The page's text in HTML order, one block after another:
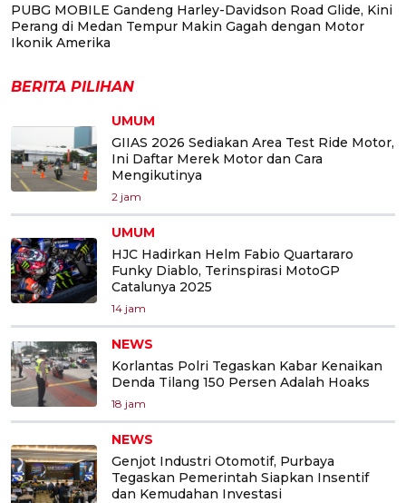
PUBG MOBILE Gandeng Harley-Davidson Road Glide, Kini
Perang di Medan Tempur Makin Gagah dengan Motor
Ikonik Amerika
BERITA PILIHAN
UMUM
GIIAS 2026 Sediakan Area Test Ride Motor,
Ini Daftar Merek Motor dan Cara
Mengikutinya
2 jam
UMUM
HJC Hadirkan Helm Fabio Quartararo
Funky Diablo, Terinspirasi MotoGP
Catalunya 2025
14 jam
NEWS
Korlantas Polri Tegaskan Kabar Kenaikan
Denda Tilang 150 Persen Adalah Hoaks
18 jam
NEWS
Genjot Industri Otomotif, Purbaya
Tegaskan Pemerintah Siapkan Insentif
dan Kemudahan Investasi